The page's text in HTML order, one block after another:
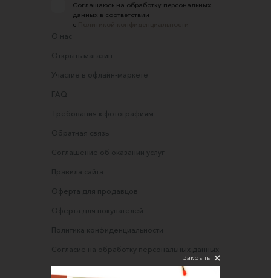
Соглашаюсь на обработку персональных
данных в соответствии
с
О нас
Открыть магазин
Участие в офлайн-маркете
FAQ
Требования к фотографиям
Обратная связь
Соглашение об оказании услуг
Правила сайта
Оферта для продавцов
Оферта для покупателей
Политика конфиденциальности
Согласие на обработку персональных данных
Закрыть